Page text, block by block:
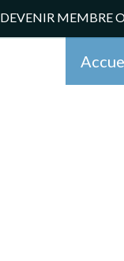
DEVENIR MEMBRE